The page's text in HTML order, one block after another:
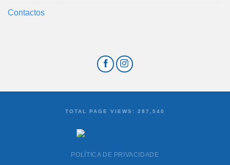
Contactos
TOTAL PAGE VIEWS: 287,540
POLÍTICA DE PRIVACIDADE